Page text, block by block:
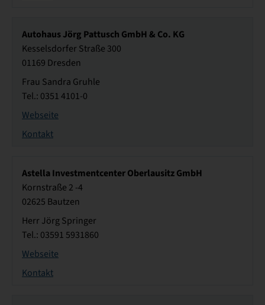
Autohaus Jörg Pattusch GmbH & Co. KG
Kesselsdorfer Straße 300
01169 Dresden
Frau Sandra Gruhle
Tel.: 0351 4101-0
Webseite
Kontakt
Astella Investmentcenter Oberlausitz GmbH
Kornstraße 2 -4
02625 Bautzen
Herr Jörg Springer
Tel.: 03591 5931860
Webseite
Kontakt